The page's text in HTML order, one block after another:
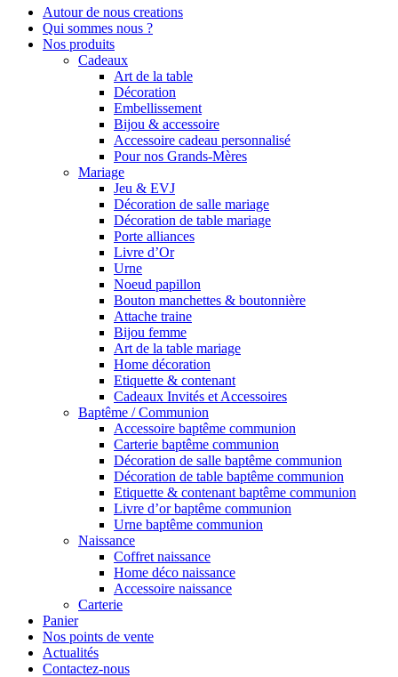
Autour de nous creations
Qui sommes nous ?
Nos produits
Cadeaux
Art de la table
Décoration
Embellissement
Bijou & accessoire
Accessoire cadeau personnalisé
Pour nos Grands-Mères
Mariage
Jeu & EVJ
Décoration de salle mariage
Décoration de table mariage
Porte alliances
Livre d’Or
Urne
Noeud papillon
Bouton manchettes & boutonnière
Attache traine
Bijou femme
Art de la table mariage
Home décoration
Etiquette & contenant
Cadeaux Invités et Accessoires
Baptême / Communion
Accessoire baptême communion
Carterie baptême communion
Décoration de salle baptême communion
Décoration de table baptême communion
Etiquette & contenant baptême communion
Livre d’or baptême communion
Urne baptême communion
Naissance
Coffret naissance
Home déco naissance
Accessoire naissance
Carterie
Panier
Nos points de vente
Actualités
Contactez-nous